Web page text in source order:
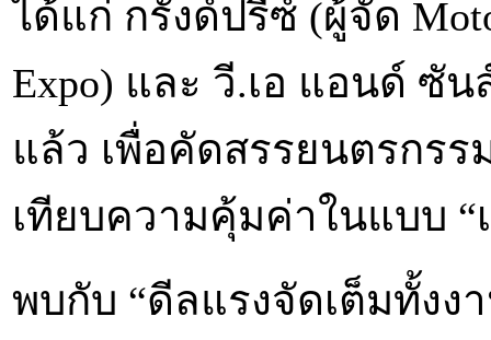
ได้แก่ กรังด์ปรีซ์ (ผู้จัด
Expo) และ วี.เอ แอนด์ ซั
แล้ว เพื่อคัดสรรยนตรกร
เทียบความคุ้มค่าในแบบ
พบกับ “ดีลแรงจัดเต็มทั้งง